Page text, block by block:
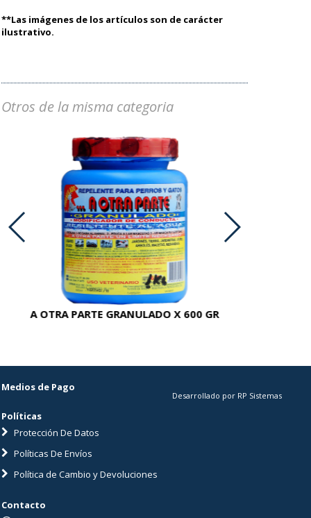
**Las imágenes de los artículos son de carácter
ilustrativo.
Otros de la misma categoria
A OTRA PARTE GRANULADO X 600 GR
Medios de Pago
Políticas
Protección De Datos
Políticas De Envíos
Política de Cambio y Devoluciones
Desarrollado por RP Sistemas
Contacto